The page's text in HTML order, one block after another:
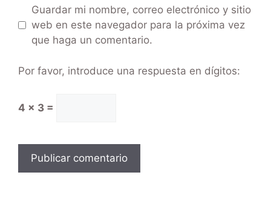
Guardar mi nombre, correo electrónico y sitio
web en este navegador para la próxima vez
que haga un comentario.
Por favor, introduce una respuesta en dígitos:
4 × 3 =